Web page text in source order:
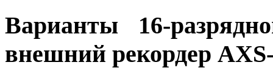
Варианты 16-
внешний рекордер